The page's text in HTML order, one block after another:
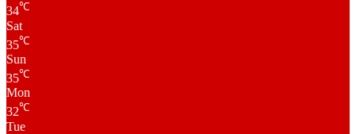
34℃
Sat
35℃
Sun
35℃
Mon
32℃
Tue